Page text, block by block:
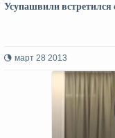
Усупашвили
март 28 2013